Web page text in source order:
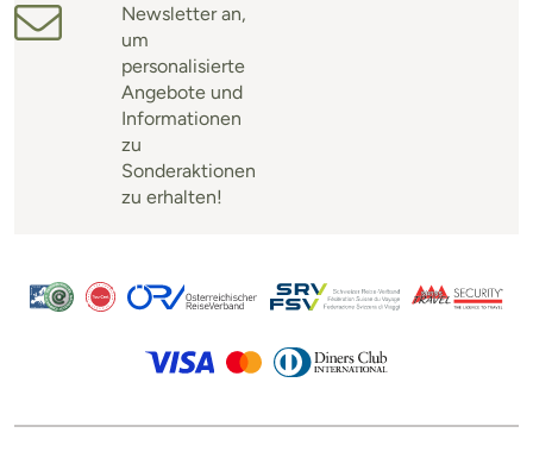
Newsletter an,
um
personalisierte
Angebote und
Informationen
zu
Sonderaktionen
zu erhalten!